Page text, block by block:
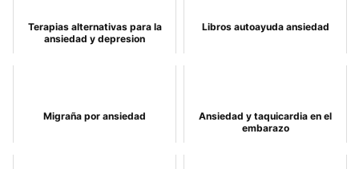
Terapias alternativas para la
ansiedad y depresion
Libros autoayuda ansiedad
Migraña por ansiedad
Ansiedad y taquicardia en el
embarazo